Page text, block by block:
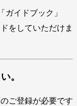
ガイドブック」
をしていただけま
。
ご登録が必要です